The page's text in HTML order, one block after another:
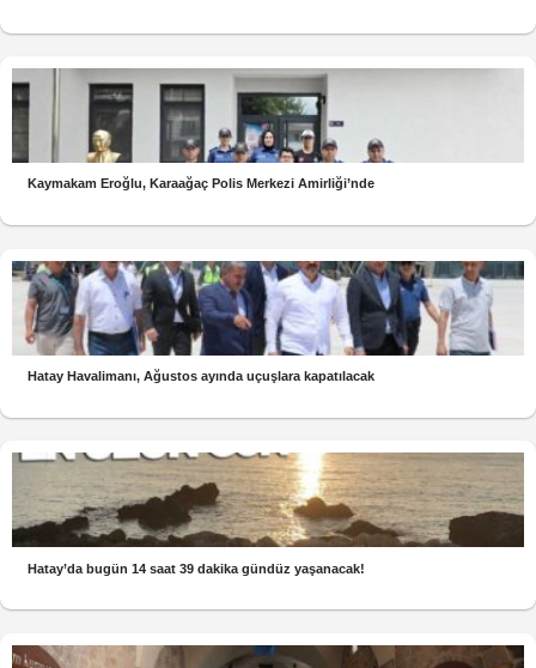
Kaymakam Eroğlu, Karaağaç Polis Merkezi Amirliği’nde
Hatay Havalimanı, Ağustos ayında uçuşlara kapatılacak
Hatay’da bugün 14 saat 39 dakika gündüz yaşanacak!